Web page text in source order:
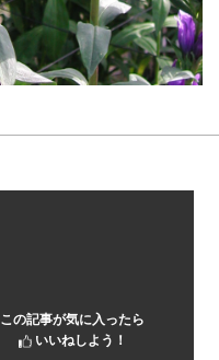
この記事が気に入ったら
いいねしよう！